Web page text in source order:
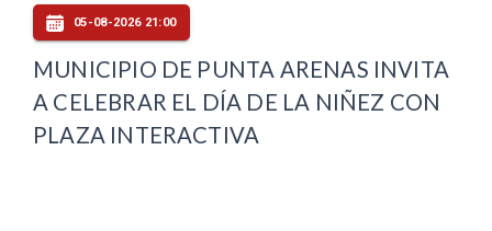
05-08-2026 21:00
MUNICIPIO DE PUNTA ARENAS INVITA
A CELEBRAR EL DÍA DE LA NIÑEZ CON
PLAZA INTERACTIVA